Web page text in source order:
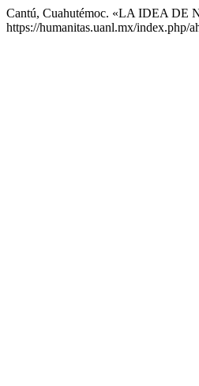
Cantú, Cuahutémoc. «LA IDEA
https://humanitas.uanl.mx/index.php/